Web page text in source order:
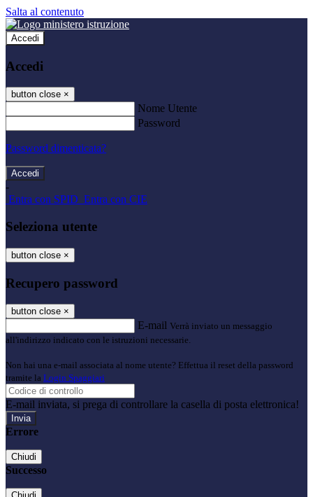
Salta al contenuto
Accedi
Accedi
button close ×
Nome Utente
Password
Password dimenticata?
-
Entra con SPID Entra con CIE
Seleziona utente
button close ×
Recupero password
button close ×
E-mail Verrà inviato un messaggio
all'indirizzo indicato con le istruzioni necessarie.
Non hai una e-mail associata al nome utente? Effettua il reset della password
tramite la Login Spaggiari
E-mail inviata, si prega di controllare la casella di posta elettronica!
Errore
Chiudi
Successo